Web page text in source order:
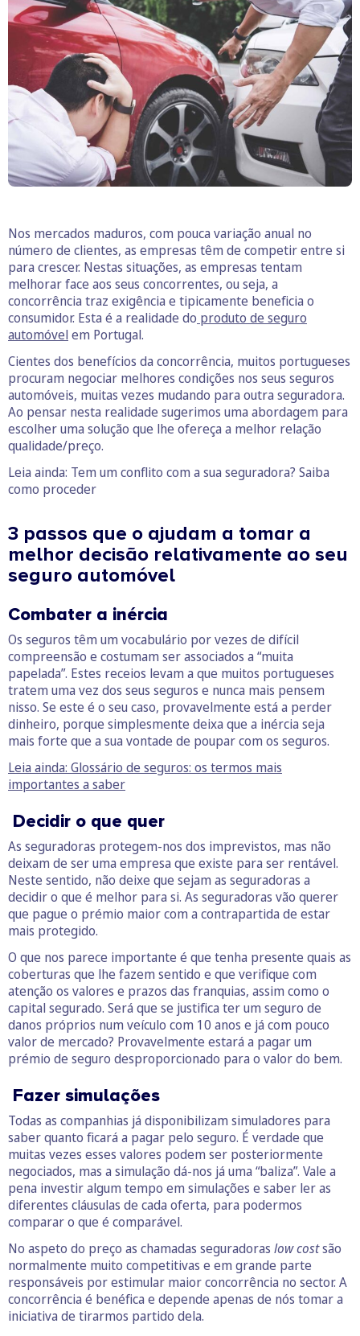
Nos mercados maduros, com pouca variação anual no
número de clientes, as empresas têm de competir entre si
para crescer. Nestas situações, as empresas tentam
melhorar face aos seus concorrentes, ou seja, a
concorrência traz exigência e tipicamente beneficia o
consumidor. Esta é a realidade do produto de seguro
automóvel em Portugal.
Cientes dos benefícios da concorrência, muitos portugueses
procuram negociar melhores condições nos seus seguros
automóveis, muitas vezes mudando para outra seguradora.
Ao pensar nesta realidade sugerimos uma abordagem para
escolher uma solução que lhe ofereça a melhor relação
qualidade/preço.
Leia ainda: Tem um conflito com a sua seguradora? Saiba
como proceder
3 passos que o ajudam a tomar a
melhor decisão relativamente ao seu
seguro automóvel
Combater a inércia
Os seguros têm um vocabulário por vezes de difícil
compreensão e costumam ser associados a “muita
papelada”. Estes receios levam a que muitos portugueses
tratem uma vez dos seus seguros e nunca mais pensem
nisso. Se este é o seu caso, provavelmente está a perder
dinheiro, porque simplesmente deixa que a inércia seja
mais forte que a sua vontade de poupar com os seguros.
Leia ainda: Glossário de seguros: os termos mais
importantes a saber
Decidir o que quer
As seguradoras protegem-nos dos imprevistos, mas não
deixam de ser uma empresa que existe para ser rentável.
Neste sentido, não deixe que sejam as seguradoras a
decidir o que é melhor para si. As seguradoras vão querer
que pague o prémio maior com a contrapartida de estar
mais protegido.
O que nos parece importante é que tenha presente quais as
coberturas que lhe fazem sentido e que verifique com
atenção os valores e prazos das franquias, assim como o
capital segurado. Será que se justifica ter um seguro de
danos próprios num veículo com 10 anos e já com pouco
valor de mercado? Provavelmente estará a pagar um
prémio de seguro desproporcionado para o valor do bem.
Fazer simulações
Todas as companhias já disponibilizam simuladores para
saber quanto ficará a pagar pelo seguro. É verdade que
muitas vezes esses valores podem ser posteriormente
negociados, mas a simulação dá-nos já uma “baliza”. Vale a
pena investir algum tempo em simulações e saber ler as
diferentes cláusulas de cada oferta, para podermos
comparar o que é comparável.
No aspeto do preço as chamadas seguradoras low costsão
normalmente muito competitivas e em grande parte
responsáveis por estimular maior concorrência no sector. A
concorrência é benéfica e depende apenas de nós tomar a
iniciativa de tirarmos partido dela.